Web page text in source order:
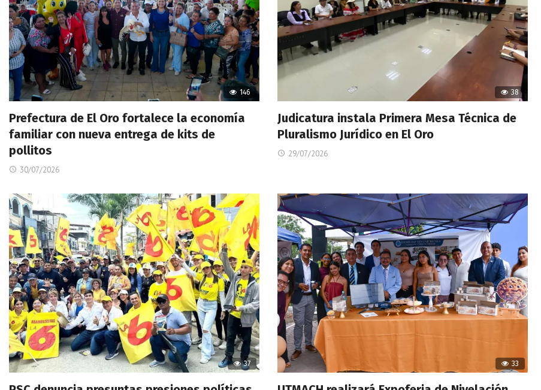
146
Prefectura de El Oro fortalece la economía
familiar con nueva entrega de kits de
pollitos
30/07/2026
38
Judicatura instala Primera Mesa Técnica de
Pluralismo Jurídico en El Oro
29/07/2026
37 33